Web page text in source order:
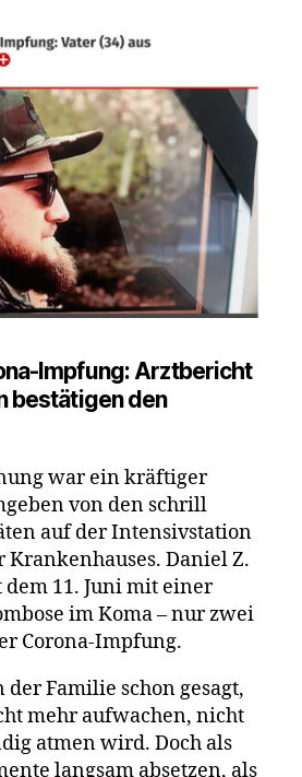
Impfung: Arztbericht
bestätigen den
war ein kräftiger
von den schrill
auf der Intensivstation
Krankenhauses. Daniel Z.
dem 11. Juni mit einer
im Koma – nur zwei
Corona-Impfung.
der Familie schon gesagt,
mehr aufwachen, nicht
atmen wird. Doch als
langsam absetzen, als